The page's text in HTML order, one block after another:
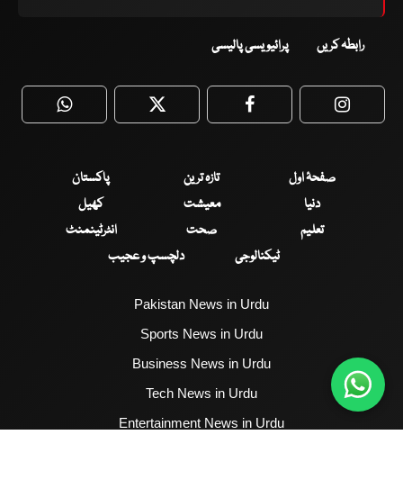
رابطہ کریں پرائیویسی پالیسی
WhatsApp Twitter Facebook
صفحۂ اول تازہ ترین
پاکستان
دنیا
معیشت
کھیل
تعلیم
صحت
انٹرٹینمنٹ
ٹیکنالوجی
دلچسپ و عجیب
Pakistan News in Urdu
Sports News in Urdu
Business News in Urdu
Tech News in Urdu
Entertainment News in Urdu